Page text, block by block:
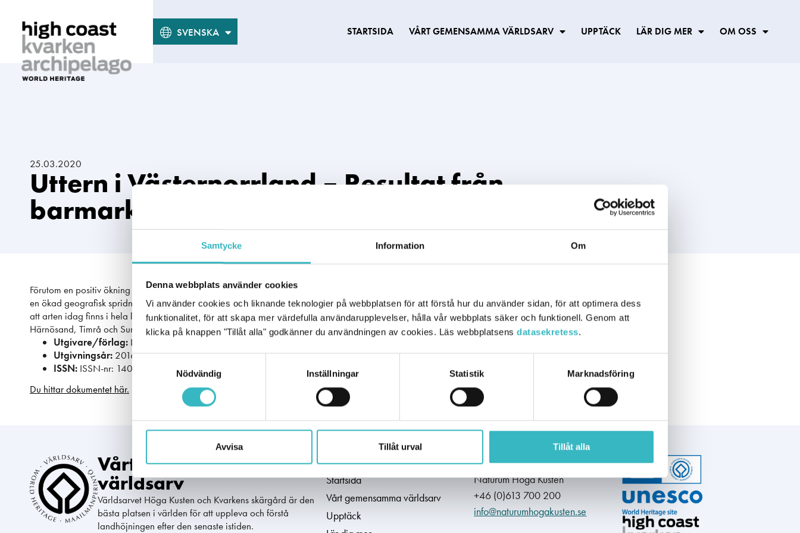
Samtycke Information Om
Denna webbplats använder cookies
Vi använder cookies och liknande teknologier på webbplatsen för att förstå hur du använder sidan, för att optimera dess
funktionalitet, för att skapa mer värdefulla användarupplevelser, hålla vår webbplats säker och funktionell. Genom att
klicka på knappen "Tillåt alla" godkänner du användningen av cookies. Läs webbplatsens datasekretess.
Samtyckesval
Nödvändig
Inställningar Statistik Marknadsföring
Avvisa Tillåt urval Tillåt alla
SVENSKA
ENGLISH STARTSIDA VÅRT GEMENSAMMA VÄRLDSARV UPPTÄCK LÄR DIG MER OM OSS
25.03.2020
Uttern i Västernorrland – Resultat från
barmarksinventeringar 1989-2015
Förutom en positiv ökning av andelen lokaler med utterförekomst så visar resultaten även på
en ökad geografisk spridning av utter i länet, bland annat så har det skett en återetablering så
att arten idag finns i hela länet. Indalsälvens dalgång samt kustområden i Kramfors,
Härnösand, Timrå och Sundsvall var de områden som återetablerades sist.
Utgivare/förlag: Länsstyrelsen Västernorrland
Utgivningsår: 2016
ISSN: ISSN-nr: 1403-624X
Du hittar dokumentet här.
Publication type
Tillgänglig på nätet Undersökning
Forskning Natur
Vårt gemensamma
världsarv
Världsarvet Höga Kusten och Kvarkens skärgård är den
bästa platsen i världen för att uppleva och förstå
landhöjningen efter den senaste istiden.
Navigera på portalen
Startsida
Vårt gemensamma världsarv
Upptäck
Kontaktinformation
Naturum Höga Kusten
+46 (0)613 700 200
info@naturumhogakusten.se